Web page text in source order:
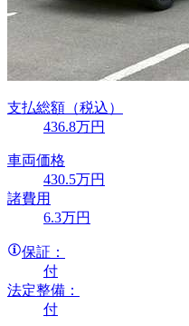
支払総額 （税込）
436.8万円
車両価格
430.5万円
諸費用
6.3万円
保証：
付
法定整備：
付